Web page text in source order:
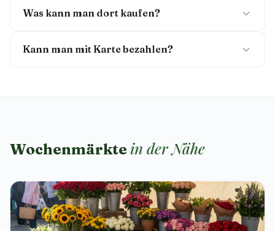
Was kann man dort kaufen?
Kann man mit Karte bezahlen?
Wochenmärkte in der Nähe